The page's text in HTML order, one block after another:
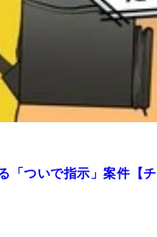
「ついで指示」案件【チ